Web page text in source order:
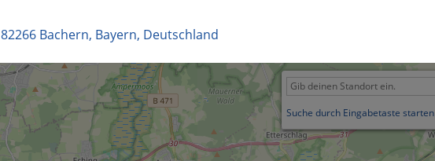
82266 Bachern, Bayern, Deutschland
Suche durch Eingabetaste starten